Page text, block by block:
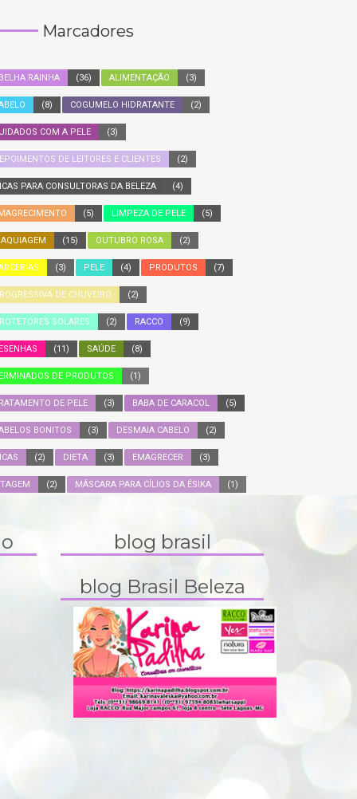
Marcadores
RAINHA (36) ALIMENTAÇÃO (3)
(8) COGUMELO HIDRATANTE (2)
COM A PELE (3)
DE LEITORES E CLIENTES (2)
PARA CONSULTORAS DA BELEZA (4)
(5) LIMPEZA DE PELE (5)
(15) OUTUBRO ROSA (2)
(3) PELE (4) PRODUTOS (7)
DE CHUVEIRO (2)
SOLARES (2) RACCO (9)
(11) SAÚDE (8)
DE PRODUTOS (1)
DE PELE (3) BABA DE CARACOL (5)
BONITOS (3) DESMAIA CABELO (2)
(2) DIETA (3) EMAGRECER (3)
(2) MÁSCARA PARA CÍLIOS DA ÉSIKA (1)
blog brasil
blog Brasil Beleza